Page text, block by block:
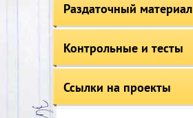
Раздаточный материал
Контрольные и тесты
Ссылки на проекты